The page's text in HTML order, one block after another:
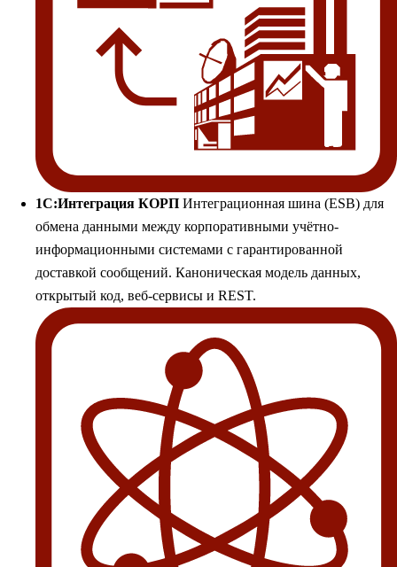
1С:Интеграция КОРП Интеграционная шина (ESB) для
обмена данными между корпоративными учётно-
информационными системами с гарантированной
доставкой сообщений. Каноническая модель данных,
открытый код, веб-сервисы и REST.